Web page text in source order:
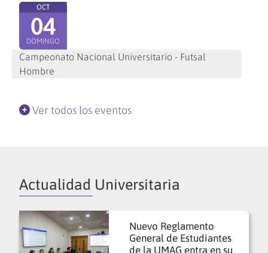
OCT
04
DOMINGO
Campeonato Nacional Universitario - Futsal
Hombre
Ver todos los eventos
Actualidad Universitaria
Nuevo Reglamento
General de Estudiantes
de la UMAG entra en su